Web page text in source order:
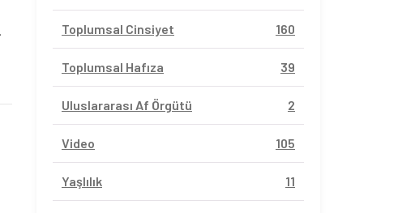
Toplumsal Cinsiyet 160
Toplumsal Hafıza 39
Uluslararası Af Örgütü 2
Video 105
Yaşlılık 11